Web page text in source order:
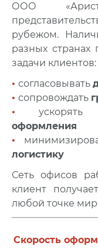
ООО
рубежом.
разных странах
задачи клиентов:
• согласовывать
• сопровождать
•
оформления
•
логистику
Сеть офисов
клиент
любой точке
Скорость